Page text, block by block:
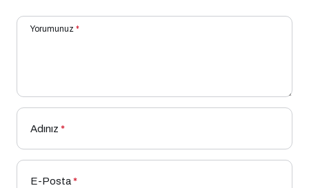
Yorumunuz *
Adınız *
E-Posta*